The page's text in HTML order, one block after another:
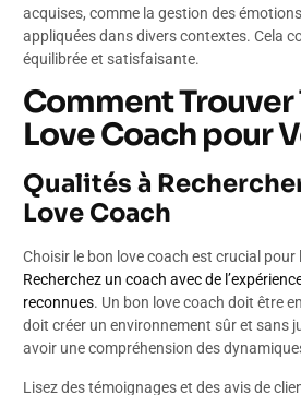
acquises, comme la gestion des
appliquées dans divers contextes. Cela
équilibrée et satisfaisante.
Comment Trouver
Love Coach pour
Qualités à
Love Coach
Choisir le bon love coach est crucial pour
Recherchez un coach avec de
reconnues. Un bon love coach doit être
doit créer un environnement sûr et sans
avoir une compréhension des
Lisez des témoignages et des avis de